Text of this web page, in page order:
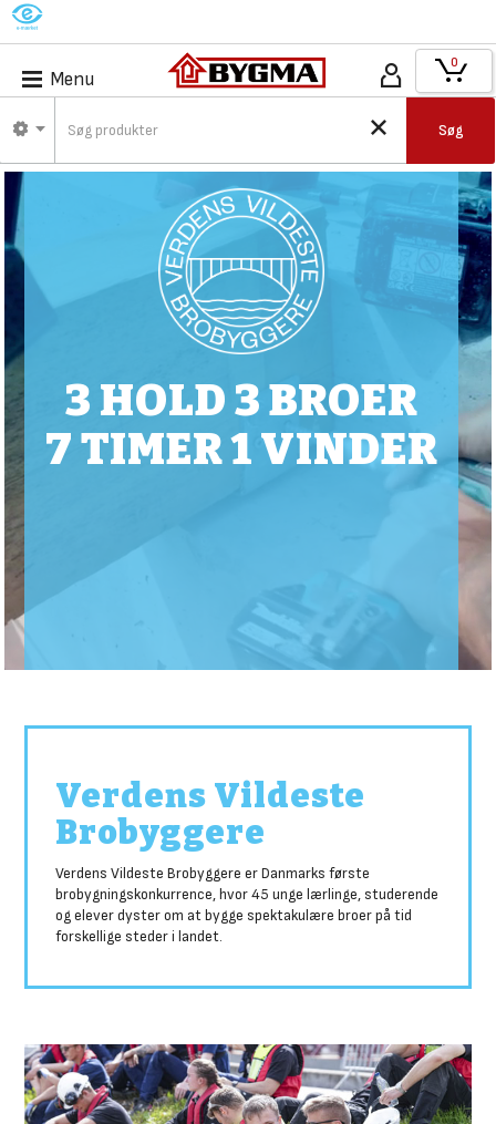
M
Menu
Søg
0
3 HOLD 3 BROER
7 TIMER 1 VINDER
Verdens Vildeste
Brobyggere
Verdens Vildeste Brobyggere er Danmarks første
brobygningskonkurrence, hvor 45 unge lærlinge, studerende
og elever dyster om at bygge spektakulære broer på tid
forskellige steder i landet.